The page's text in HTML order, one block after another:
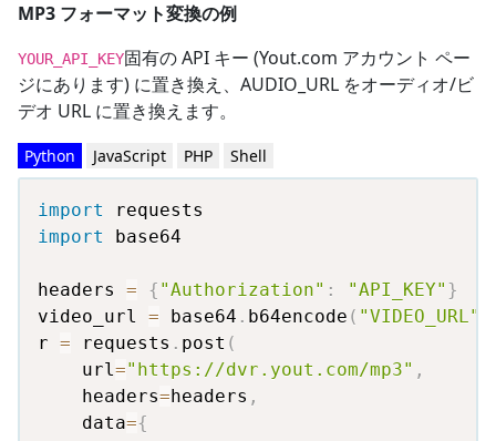
MP3 フォーマット変換の例
YOUR_API_KEY固有の API キー (Yout.com アカウント ペー
ジにあります) に置き換え、AUDIO_URL をオーディオ/ビ
デオ URL に置き換えます。
Python JavaScript PHP Shell
import
import base64
headers = { "Authorization" : "API_KEY" }
video_url = base64 . b64encode ( "VIDEO_URL"
r = requests . post (
    url
="https://dvr.yout.com/mp3" ,
    headers
=headers ,
    data
={